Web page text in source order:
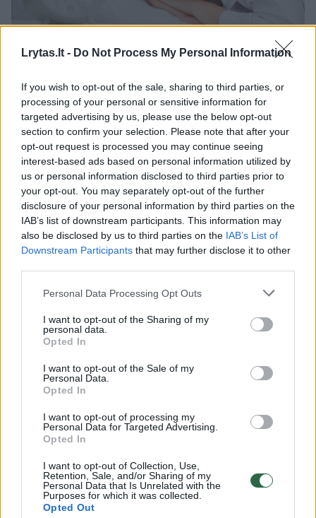
Lrytas.lt - Do Not Process My Personal Information
If you wish to opt-out of the sale, sharing to third parties, or
processing of your personal or sensitive information for
targeted advertising by us, please use the below opt-out
section to confirm your selection. Please note that after your
opt-out request is processed you may continue seeing
interest-based ads based on personal information utilized by
us or personal information disclosed to third parties prior to
your opt-out. You may separately opt-out of the further
disclosure of your personal information by third parties on the
IAB’s list of downstream participants. This information may
also be disclosed by us to third parties on the IAB’s List of
Downstream Participants that may further disclose it to other
Personal Data Processing Opt Outs
I want to opt-out of the Sharing of my
personal data.
Opted In
I want to opt-out of the Sale of my
Personal Data.
Opted In
I want to opt-out of processing my
Personal Data for Targeted Advertising.
Opted In
I want to opt-out of Collection, Use,
Retention, Sale, and/or Sharing of my
Personal Data that Is Unrelated with the
Purposes for which it was collected.
Opted Out
Daugiau nuotraukų (3)
Miegas
Asociatyvinė 123rf nuotr.
Svarbi miego higiena
Ji skyrė dėmesio ir paplitusiam mitui, kad
alkoholis padėti užmigti. Priešingai – jis
alkoholis nepadeda nei greičiau užmigti, nei
geriau atsipalaiduoti. Kas įdomu, alkoholis
netgi suaktyvina mūsų streso sistemą. Taigi
pavartojus alkoholio mūsų kraujyje padidėja
kortizolio kiekis“, – pabrėžė L.Bojarskaitė.
Geriausia miego higiena: reguliarumas –
ėjimas miegoti ir kėlimasis ryte tuo pačiu
metu; šviesa pirmoje dienos pusėje ir tamsa